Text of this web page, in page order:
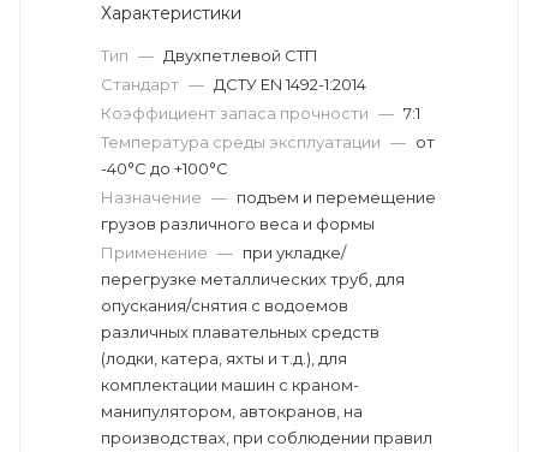
Характеристики
Тип — Двухпетлевой СТП
Стандарт — ДСТУ EN 1492-1:2014
Коэффициент запаса прочности — 7:1
Температура среды эксплуатации — от
-40°C до +100°C
Назначение — подъем и перемещение
грузов различного веса и формы
Применение — при укладке/
перегрузке металлических труб, для
опускания/снятия с водоемов
различных плавательных средств
(лодки, катера, яхты и т.д.), для
комплектации машин с краном-
манипулятором, автокранов, на
производствах, при соблюдении правил